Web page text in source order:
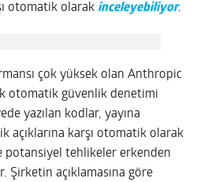
otomatik olarak inceleyebiliyor.
çok yüksek olan Anthropic
otomatik güvenlik denetimi
yazılan kodlar, yayına
açıklarına karşı otomatik olarak
potansiyel tehlikeler erkenden
açıklamasına göre